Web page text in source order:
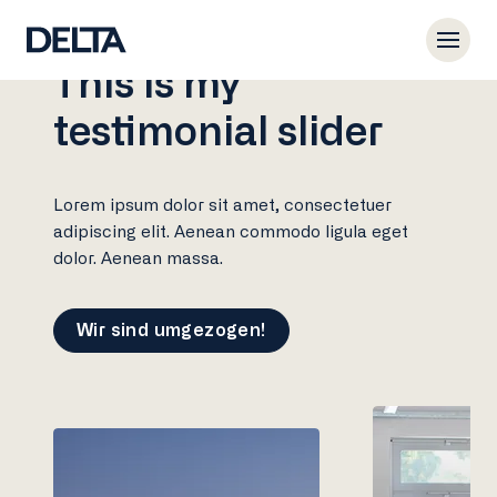
This is my
testimonial slider
Lorem ipsum dolor sit amet, consectetuer
adipiscing elit. Aenean commodo ligula eget
dolor. Aenean massa.
Wir sind umgezogen!